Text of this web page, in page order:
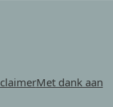
Met dank aan